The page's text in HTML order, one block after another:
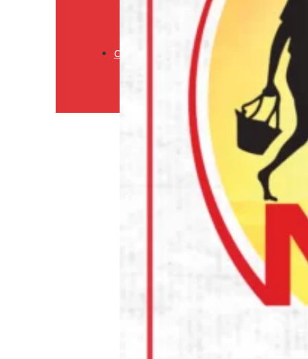
Verzendingsbeleid
Retourneringsbeleid
Contact